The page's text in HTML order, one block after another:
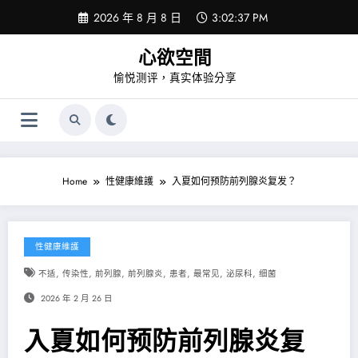
content
2026 年 8 月 8 日 3:02:37 PM
心欲空間
愉悦测评，真实体验分享
Home 性健康維護 入夏如何预防前列腺炎复发？
性健康維護
不适, 传染性, 前列腺, 前列腺炎, 患者, 最常见, 泌尿科, 细菌
2026 年 2 月 26 日
入夏如何预防前列腺炎复